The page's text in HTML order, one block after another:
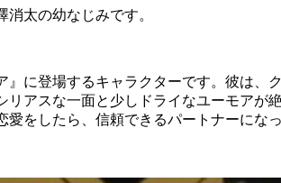
太の幼なじみです。
に登場するキャラクターです。彼は
アスな一面と少しドライなユーモア
をしたら、信頼できるパートナーにな